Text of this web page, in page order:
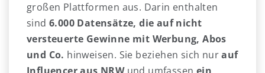
großen Plattformen aus. Darin enthalten
sind 6.000 Datensätze, die auf nicht
versteuerte Gewinne mit Werbung, Abos
und Co. hinweisen. Sie beziehen sich nurauf